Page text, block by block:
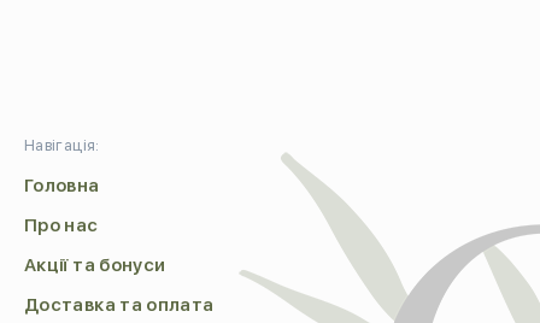
Навігація:
Головна
Про нас
Акції та бонуси
Доставка та оплата